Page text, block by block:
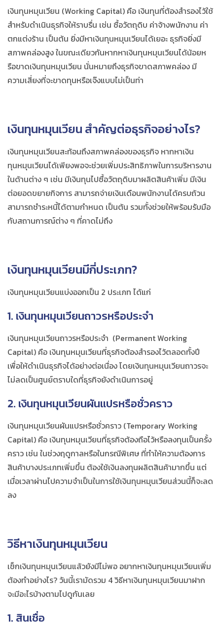
เงินทุนหมุนเวียน (Working Capital) คือ เงินทุนที่ต้องสำรองไว้ใช้
สำหรับดำเนินธุรกิจให้ราบรื่น เช่น ซื้อวัตถุดิบ ค่าจ้างพนักงาน ค่า
ตกแต่งร้าน เป็นต้น ยิ่งมีหาเงินทุนหมุนเวียนได้เยอะ ธุรกิจยิ่งมี
สภาพคล่องสูง ในขณะเดียวกันหากหาเงินทุนหมุนเวียนได้น้อยห
รือขาดเงินทุนหมุนเวียน นั่นหมายถึงธุรกิจขาดสภาพคล่อง มี
ความเสี่ยงที่จะขาดทุนหรือเจ๊งแบบไม่เป็นท่า
เงินทุนหมุนเวียน สําคัญต่อธุรกิจอย่างไร?
เงินทุนหมุนเวียนสะท้อนถึงสภาพคล่องของธุรกิจ หากหาเงิน
ทุนหมุนเวียนได้เพียงพอจะช่วยเพิ่มประสิทธิภาพในการบริหารงาน
ในด้านต่าง ๆ เช่น มีเงินทุนไปซื้อวัตถุดิบมาผลิตสินค้าเพิ่ม มีเงิน
ต่อยอดขยายกิจการ สามารถจ่ายเงินเดือนพนักงานได้ครบถ้วน
สามารถชำระหนี้ได้ตามกำหนด เป็นต้น รวมทั้งช่วยให้พร้อมรับมือ
กับสถานการณ์ต่าง ๆ ที่คาดไม่ถึง
เงินทุนหมุนเวียนมีกี่ประเภท?
เงินทุนหมุนเวียนแบ่งออกเป็น 2 ประเภท ได้แก่
1. เงินทุนหมุนเวียนถาวรหรือประจำ
เงินทุนหมุนเวียนถาวรหรือประจำ (Permanent Working
Capital) คือ เงินทุนหมุนเวียนที่ธุรกิจต้องสำรองไว้ตลอดทั้งปี
เพื่อให้ดำเนินธุรกิจได้อย่างต่อเนื่อง โดยเงินทุนหมุนเวียนถาวรจะ
ไม่ลดเป็นศูนย์ตราบใดที่ธุรกิจยังดำเนินการอยู่
2. เงินทุนหมุนเวียนผันแปรหรือชั่วคราว
เงินทุนหมุนเวียนผันแปรหรือชั่วคราว (Temporary Working
Capital) คือ เงินทุนหมุนเวียนที่ธุรกิจต้องถือไว้หรือลงทุนเป็นครั้ง
คราว เช่น ในช่วงฤดูกาลหรือในกรณีพิเศษ ที่ทำให้ความต้องการ
สินค้าบางประเภทเพิ่มขึ้น ต้องใช้เงินลงทุนผลิตสินค้ามากขึ้น แต่
เมื่อเวลาผ่านไปความจำเป็นในการใช้เงินทุนหมุนเวียนส่วนนี้ก็จะลด
ลง
วิธีหาเงินทุนหมุนเวียน
เช็กเงินทุนหมุนเวียนแล้วยังมีไม่พอ อยากหาเงินทุนหมุนเวียนเพิ่ม
ต้องทำอย่างไร? วันนี้เรามัดรวม 4 วิธีหาเงินทุนหมุนเวียนมาฝาก
จะมีอะไรบ้างตามไปดูกันเลย
1. สินเชื่อ